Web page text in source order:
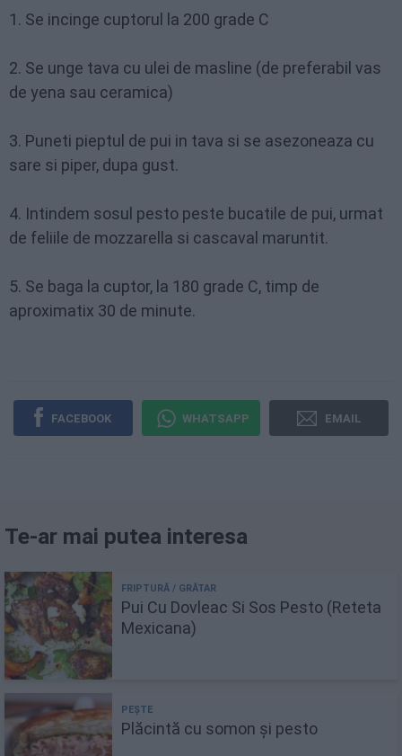
1. Se incinge cuptorul la 200 grade C
2. Se unge tava cu ulei de masline (de preferabil vas
de yena sau ceramica)
3. Puneti pieptul de pui in tava si se asezoneaza cu
sare si piper, dupa gust.
4. Intindem sosul pesto peste bucatile de pui, urmat
de feliile de mozzarella si cascaval maruntit.
5. Se baga la cuptor, la 180 grade C, timp de
aproximatix 30 de minute.
FACEBOOK WHATSAPP EMAIL
Te-ar mai putea interesa
Pui Cu Dovleac Si Sos Pesto (Reteta
Mexicana)
Plăcintă cu somon și pesto